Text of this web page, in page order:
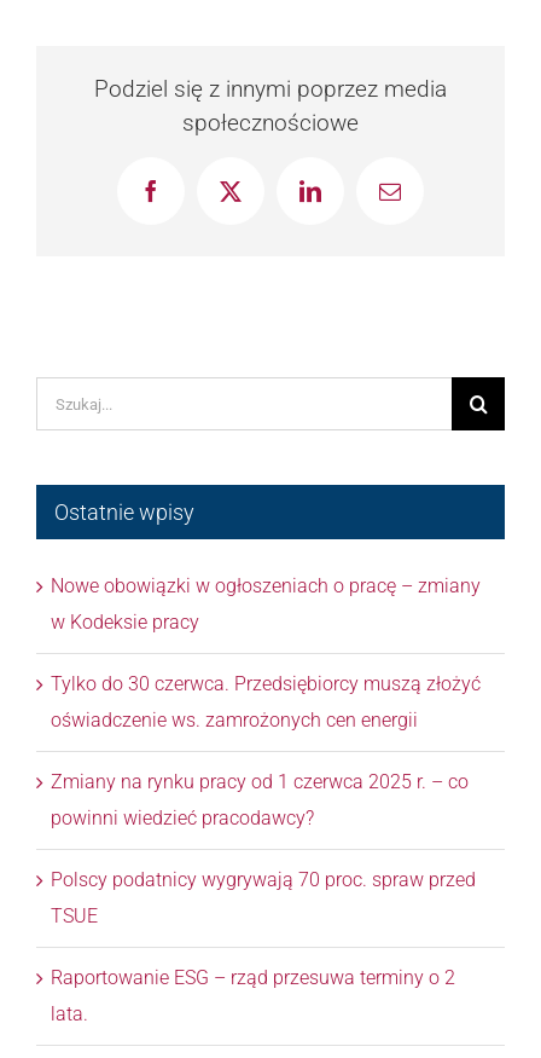
Podziel się z innymi poprzez media
społecznościowe
FacebookX LinkedInEmail
Szukaj
Ostatnie wpisy
Nowe obowiązki w ogłoszeniach o pracę – zmiany
w Kodeksie pracy
Tylko do 30 czerwca. Przedsiębiorcy muszą złożyć
oświadczenie ws. zamrożonych cen energii
Zmiany na rynku pracy od 1 czerwca 2025 r. – co
powinni wiedzieć pracodawcy?
Polscy podatnicy wygrywają 70 proc. spraw przed
TSUE
Raportowanie ESG – rząd przesuwa terminy o 2
lata.